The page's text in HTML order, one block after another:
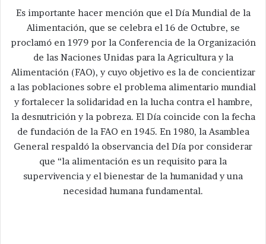
Es importante hacer mención que el Día Mundial de la
Alimentación, que se celebra el 16 de Octubre, se
proclamó en 1979 por la Conferencia de la Organización
de las Naciones Unidas para la Agricultura y la
Alimentación (FAO), y cuyo objetivo es la de concientizar
a las poblaciones sobre el problema alimentario mundial
y fortalecer la solidaridad en la lucha contra el hambre,
la desnutrición y la pobreza. El Día coincide con la fecha
de fundación de la FAO en 1945. En 1980, la Asamblea
General respaldó la observancia del Día por considerar
que “la alimentación es un requisito para la
supervivencia y el bienestar de la humanidad y una
necesidad humana fundamental.